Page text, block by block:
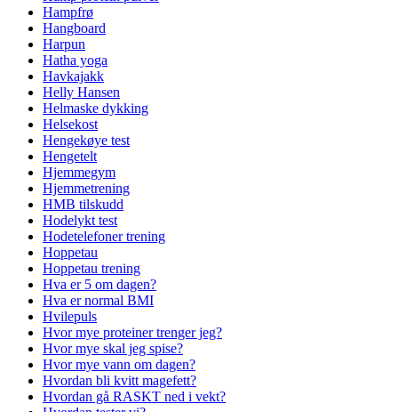
Hampfrø
Hangboard
Harpun
Hatha yoga
Havkajakk
Helly Hansen
Helmaske dykking
Helsekost
Hengekøye test
Hengetelt
Hjemmegym
Hjemmetrening
HMB tilskudd
Hodelykt test
Hodetelefoner trening
Hoppetau
Hoppetau trening
Hva er 5 om dagen?
Hva er normal BMI
Hvilepuls
Hvor mye proteiner trenger jeg?
Hvor mye skal jeg spise?
Hvor mye vann om dagen?
Hvordan bli kvitt magefett?
Hvordan gå RASKT ned i vekt?